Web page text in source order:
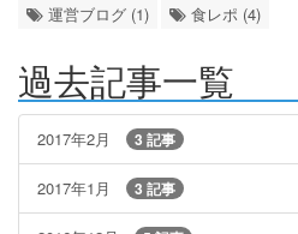
運営ブログ (1)
食レポ (4)
過去記事一覧
2017年2月 3 記事
2017年1月 3 記事